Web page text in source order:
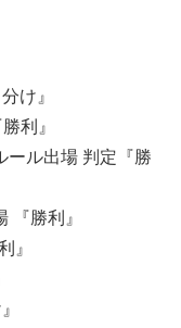
け』
利』
ール出場 判定『勝
『勝利』
』